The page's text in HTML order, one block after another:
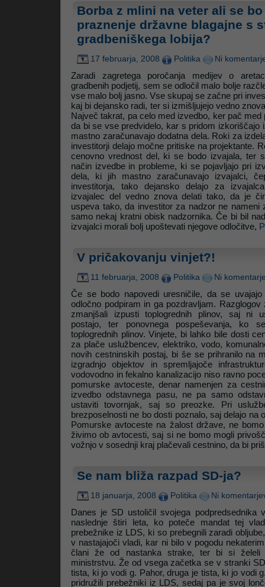
Borba z mlini na veter ali se
praznenje državne blagajne s
gradbeniškega lobija?
17 februarja, 2008 Politika Ni
Zaradi zagretega poročanja medijev o
gradbenih podjetij, sem se odločil malo bolje
vse malo bolj jasno. Vse skupaj se začne pri
kaj bi dejansko radi, ter si izmišljujejo vedno
Največ takrat, pa celo med izvedbo, ker pač med
da bi se vse predvidelo, kar s pridom izkoriščajo
mastno zaračunavajo dodatna dela. Roki za
investitorji delajo močne pritiske na projektante.
cenovno vrednost del, ki se bodo izvajala, ter
način izvedbe in probleme, ki se pojavljajo pri
dela, ki jih mastno zaračunavajo izvajalci,
investitorja, tako dejansko delajo za
izvajalec del vedno znova delati tako, da je
uspeva tako, da investitor za nadzor ne nameni
samo nekaj kratni obisk nadzornika. Če bi bil
izvajalci morali bolj upoštevati njegove odločitve,
V pričakovanju vinjet?!
11 februarja, 2008 Politika Ni
Če se bodo napovedi uresničile, da se
odločno podpiram in ga pozdravljam.
zmanjšali izpusti toplogrednih plinov, saj ni
postajo, ter ponovnega pospeševanja, ko
toplogrednih plinov. Vinjete, bi lahko bile dosti
za plače uslužbencev, elektriko, vodo,
novih cestninskih postaj, bi še se prihranilo na
izgradnjo objektov in spremljajoče
vodovodno in fekalno kanalizacijo niso ravno
pomurske avtoceste, denar namenjen za
izvedbo odstavnega pasu, ne pa samo
ustaviti tovornjak, saj so preozke. Pri
brezposelnosti ne bo dosti poznalo, saj delajo na
Pomurske avtoceste na žalost države, ne
živimo ob avtocesti, saj si ne bomo mogli
vožnjo v sosednji kraj plačevali cestnino, da bi
Se nam bliža razpad SD-ja?
18 januarja, 2008 Politika Ni
Danes je SD ustoličil svojega podpredsednika
naslednje štiri leta, ko poteče mandat tej
prebežnike iz LDS, ki so prebegnili zaradi
v nastajajoči vladi, kar ni bilo v pogodu
člani že od nastanka strake, ter bi si želeli
ministrstvu. Že od vsega začetka se v stranki
tista, ki jo vodi g. Pahor, druga je tista, ki jo vodi
pridružili prebežniki iz LDS, sedaj pa je svoj